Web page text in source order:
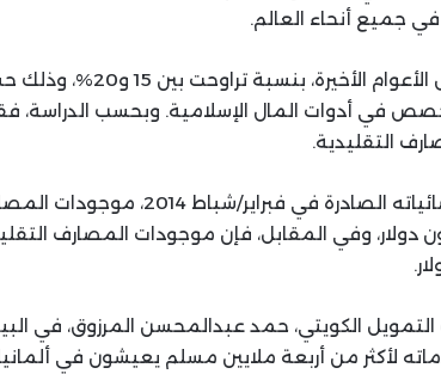
جميع أنحاء العالم.
ونما التمويل الإسلامي، خلال
في أدوات المال الإسلامية. وبحسب
التقليدية.
ويقدر البنك الدولي في إحصائياته الصادرة
تريليون و1.5 تريليون دولار، وفي المقابل، فإن موجودات المصارف
الكويتي، حمد عبدالمحسن المرزوق، في
لأكثر من أربعة ملايين مسلم يعيشون في